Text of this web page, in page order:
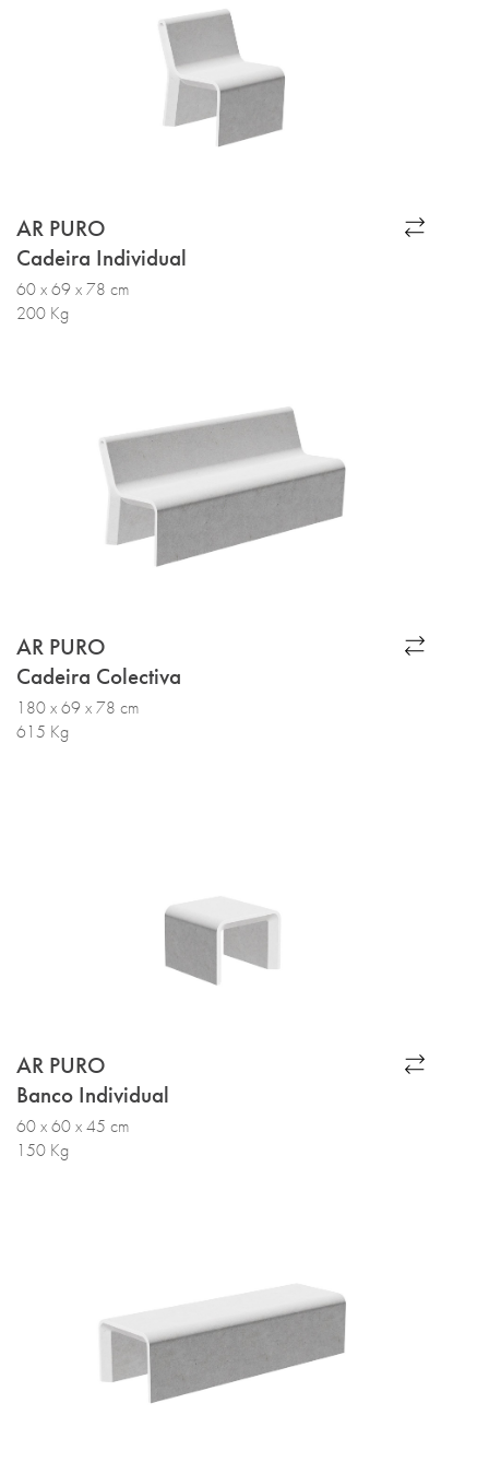
AR PURO
Cadeira Individual
60 x 69 x 78 cm
200 Kg
AR PURO
Cadeira Colectiva
180 x 69 x 78 cm
615 Kg
AR PURO
Banco Individual
60 x 60 x 45 cm
150 Kg